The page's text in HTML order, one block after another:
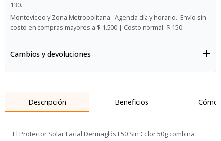
130.
Montevideo y Zona Metropolitana - Agenda día y horario.: Envío sin
costo en compras mayores a $ 1.500 | Costo normal: $ 150.
Cambios y devoluciones
Descripción Beneficios Cómo
El Protector Solar Facial Dermaglós F50 Sin Color 50g combina